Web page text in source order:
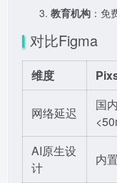
教育机构 ：免
对比Figma
维度
网络延迟
国
AI原生设
计
内